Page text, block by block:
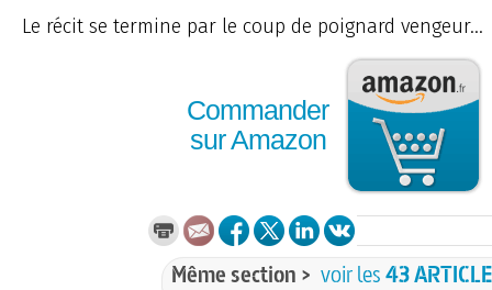
Le récit se termine par le coup de poignard vengeur...
Commander
sur Amazon
Même section > voir les43